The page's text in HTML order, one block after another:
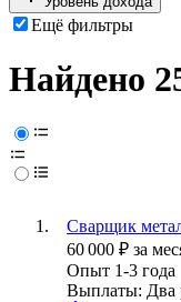
Ещё фильтры
Найдено
Сварщик
60 000 ₽ за
Опыт 1-3 года
Выплаты: Два